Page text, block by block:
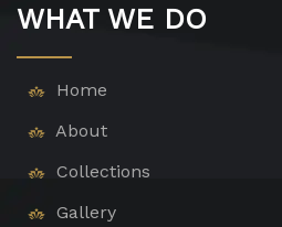
WHAT WE DO
Home
About
Collections
Gallery